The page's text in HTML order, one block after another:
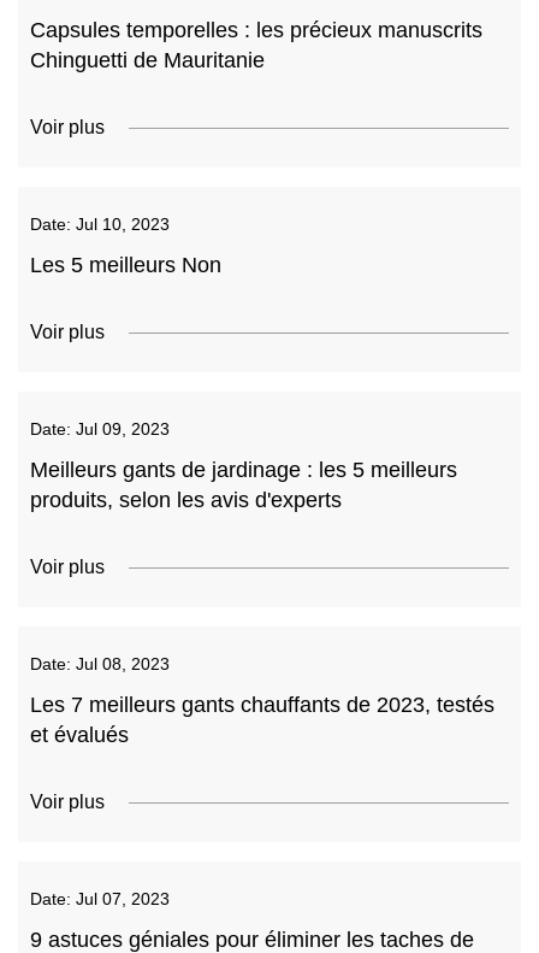
Capsules temporelles : les précieux manuscrits
Chinguetti de Mauritanie
Voir plus
Date: Jul 10, 2023
Les 5 meilleurs Non
Voir plus
Date: Jul 09, 2023
Meilleurs gants de jardinage : les 5 meilleurs
produits, selon les avis d'experts
Voir plus
Date: Jul 08, 2023
Les 7 meilleurs gants chauffants de 2023, testés
et évalués
Voir plus
Date: Jul 07, 2023
9 astuces géniales pour éliminer les taches de